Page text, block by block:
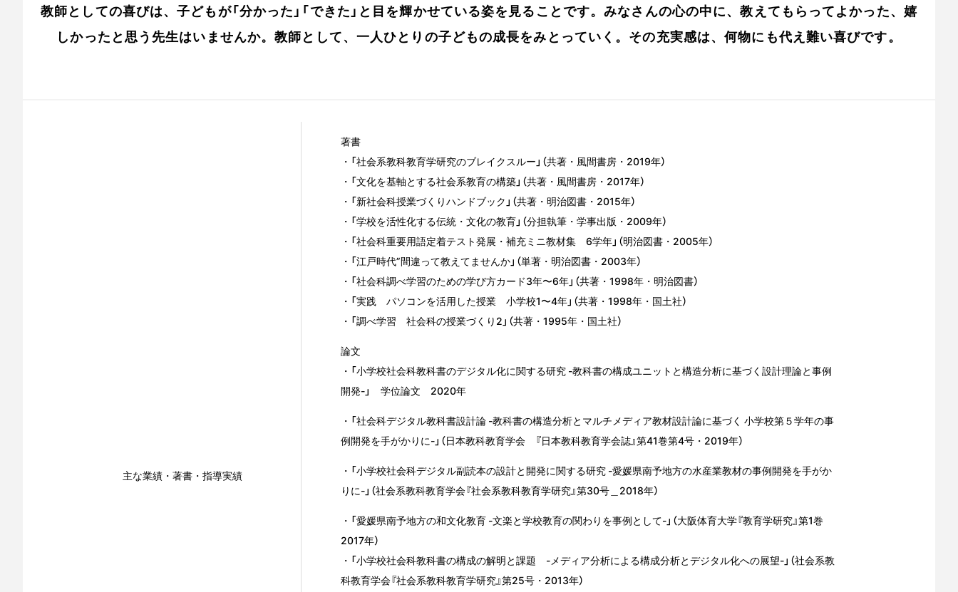
教師としての喜びは、子どもが「分かった」「できた」と目を輝かせている姿を見ることです。みなさんの心の中に、教えてもらってよかった、嬉
しかったと思う先生はいませんか。教師として、一人ひとりの子どもの成長をみとっていく。その充実感は、何物にも代え難い喜びです。
主な業績・著書・指導実績
著書
・「社会系教科教育学研究のブレイクスルー」（共著・風間書房・2019年）
・「文化を基軸とする社会系教育の構築」（共著・風間書房・2017年）
・「新社会科授業づくりハンドブック」（共著・明治図書・2015年）
・「学校を活性化する伝統・文化の教育」（分担執筆・学事出版・2009年）
・「社会科重要用語定着テスト発展・補充ミニ教材集 6学年」（明治図書・2005年）
・「江戸時代”間違って教えてませんか」（単著・明治図書・2003年）
・「社会科調べ学習のための学び方カード3年〜6年」（共著・1998年・明治図書）
・「実践 パソコンを活用した授業 小学校1〜4年」（共著・1998年・国土社）
・「調べ学習 社会科の授業づくり2」（共著・1995年・国土社）
論文
・「小学校社会科教科書のデジタル化に関する研究 -教科書の構成ユニットと構造分析に基づく設計理論と事例
開発-」 学位論文 2020年
・「社会科デジタル教科書設計論 -教科書の構造分析とマルチメディア教材設計論に基づく 小学校第５学年の事
例開発を手がかりに-」（日本教科教育学会 『日本教科教育学会誌』第41巻第4号・2019年）
・「小学校社会科デジタル副読本の設計と開発に関する研究 -愛媛県南予地方の水産業教材の事例開発を手がか
りに-」（社会系教科教育学会『社会系教科教育学研究』第30号＿2018年）
・「愛媛県南予地方の和文化教育 -文楽と学校教育の関わりを事例として-」（大阪体育大学『教育学研究』第1巻
2017年）
・「小学校社会科教科書の構成の解明と課題 -メディア分析による構成分析とデジタル化への展望-」（社会系教
科教育学会『社会系教科教育学研究』第25号・2013年）